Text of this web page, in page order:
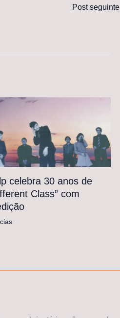
Post seguinte
celebra 30 anos de
Class” com